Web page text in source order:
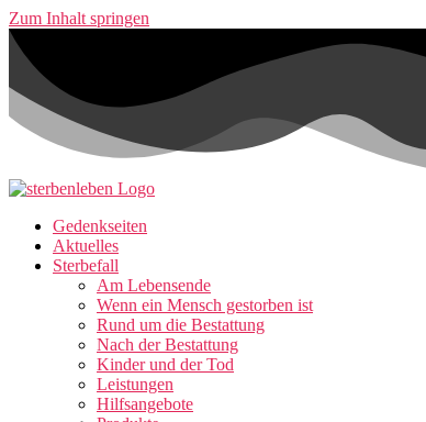
Zum Inhalt springen
Gedenkseiten
Aktuelles
Sterbefall
Am Lebensende
Wenn ein Mensch gestorben ist
Rund um die Bestattung
Nach der Bestattung
Kinder und der Tod
Leistungen
Hilfsangebote